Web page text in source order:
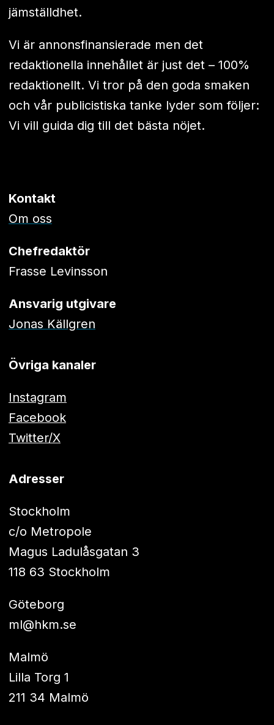
jämställdhet.
Vi är annonsfinansierade men det
redaktionella innehållet är just det – 100%
redaktionellt. Vi tror på den goda smaken
och vår publicistiska tanke lyder som följer:
Vi vill guida dig till det bästa nöjet.
Kontakt
Om oss
Chefredaktör
Frasse Levinsson
Ansvarig utgivare
Jonas Källgren
Övriga kanaler
Instagram
Facebook
Twitter/X
Adresser
Stockholm
c/o Metropole
Magus Ladulåsgatan 3
118 63 Stockholm
Göteborg
ml@hkm.se
Malmö
Lilla Torg 1
211 34 Malmö